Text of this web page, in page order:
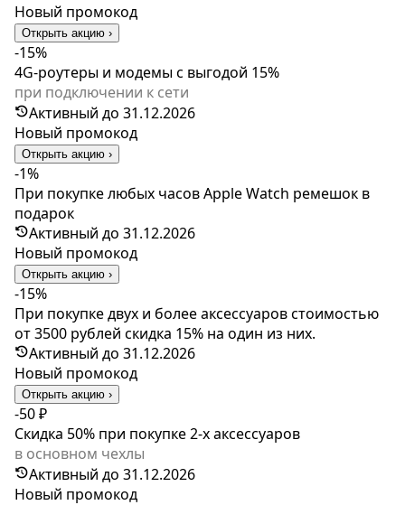
Новый промокод
Открыть акцию ›
-15%
4G-роутеры и модемы c выгодой 15%
при подключении к сети
Активный до 31.12.2026
Новый промокод
Открыть акцию ›
-1%
При покупке любых часов Apple Watch ремешок в
подарок
Активный до 31.12.2026
Новый промокод
Открыть акцию ›
-15%
При покупке двух и более аксессуаров стоимостью
от 3500 рублей скидка 15% на один из них.
Активный до 31.12.2026
Новый промокод
Открыть акцию ›
-50 ₽
Скидка 50% при покупке 2-х аксессуаров
в основном чехлы
Активный до 31.12.2026
Новый промокод